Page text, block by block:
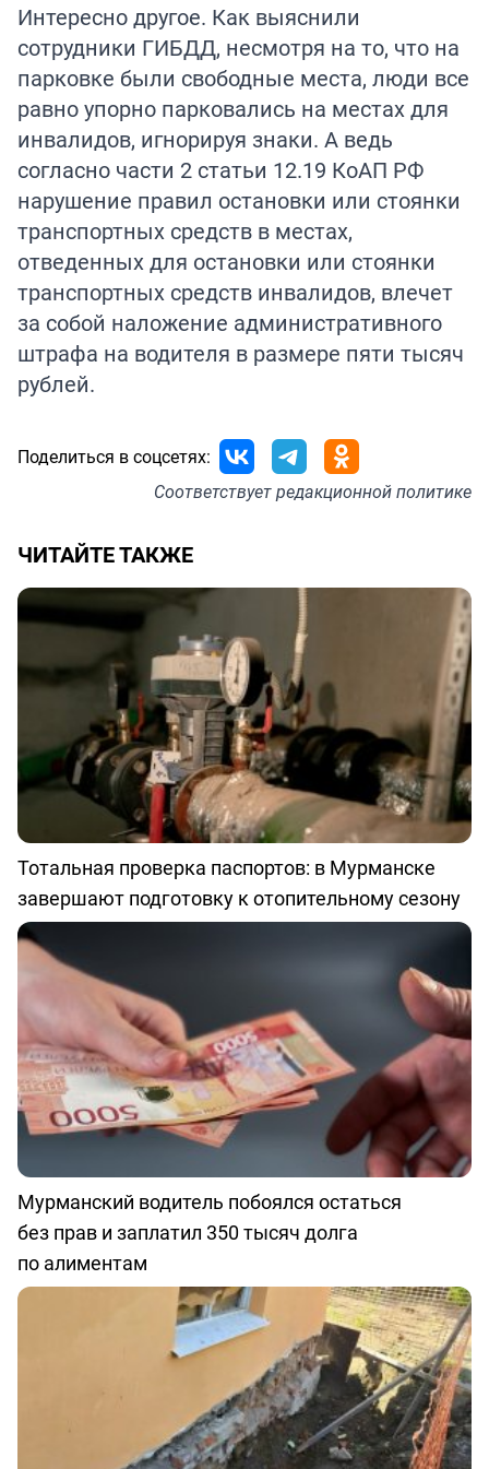
Интересно другое. Как выяснили
сотрудники ГИБДД, несмотря на то, что на
парковке были свободные места, люди все
равно упорно парковались на местах для
инвалидов, игнорируя знаки. А ведь
согласно части 2 статьи 12.19 КоАП РФ
нарушение правил остановки или стоянки
транспортных средств в местах,
отведенных для остановки или стоянки
транспортных средств инвалидов, влечет
за собой наложение административного
штрафа на водителя в размере пяти тысяч
рублей.
Поделиться в соцсетях:
Соответствуетредакционной политике
ЧИТАЙТЕ ТАКЖЕ
Тотальная проверка паспортов: в Мурманске
завершают подготовку к отопительному сезону
Мурманский водитель побоялся остаться
без прав и заплатил 350 тысяч долга
по алиментам